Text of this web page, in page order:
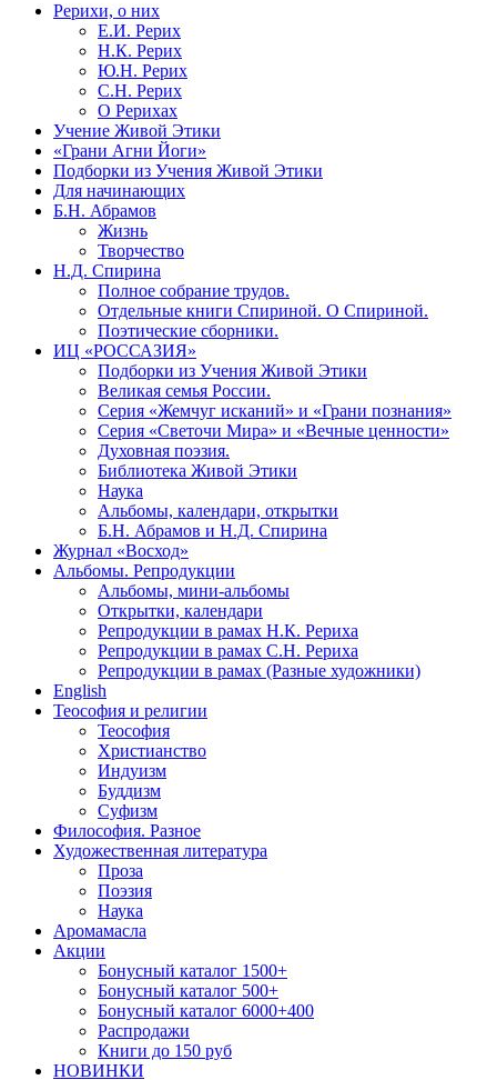
Рерихи, о них
Е.И. Рерих
Н.К. Рерих
Ю.Н. Рерих
С.Н. Рерих
О Рерихах
Учение Живой Этики
«Грани Агни Йоги»
Подборки из Учения Живой Этики
Для начинающих
Б.Н. Абрамов
Жизнь
Творчество
Н.Д. Спирина
Полное собрание трудов.
Отдельные книги Спириной. О Спириной.
Поэтические сборники.
ИЦ «РОССАЗИЯ»
Подборки из Учения Живой Этики
Великая семья России.
Серия «Жемчуг исканий» и «Грани познания»
Серия «Светочи Мира» и «Вечные ценности»
Духовная поэзия.
Библиотека Живой Этики
Наука
Альбомы, календари, открытки
Б.Н. Абрамов и Н.Д. Спирина
Журнал «Восход»
Альбомы. Репродукции
Альбомы, мини-альбомы
Открытки, календари
Репродукции в рамах Н.К. Рериха
Репродукции в рамах С.Н. Рериха
Репродукции в рамах (Разные художники)
English
Теософия и религии
Теософия
Христианство
Индуизм
Буддизм
Суфизм
Философия. Разное
Художественная литература
Проза
Поэзия
Наука
Аромамасла
Акции
Бонусный каталог 1500+
Бонусный каталог 500+
Бонусный каталог 6000+400
Распродажи
Книги до 150 руб
НОВИНКИ